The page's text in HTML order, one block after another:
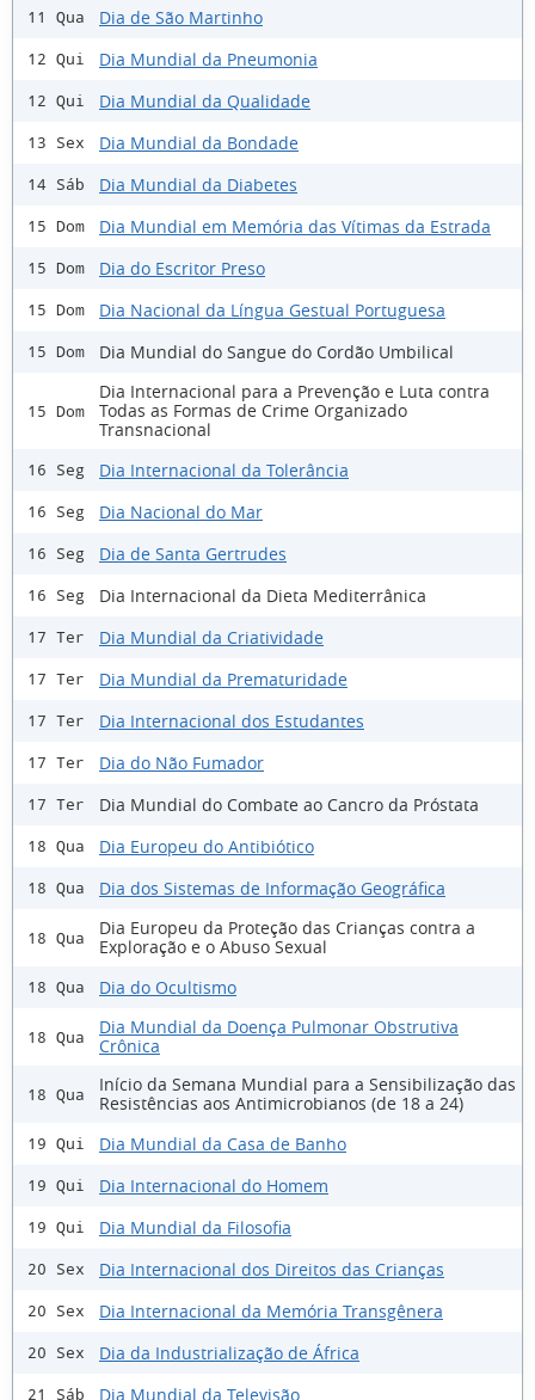
11 Qua Dia de São Martinho
12 Qui Dia Mundial da Pneumonia
12 Qui Dia Mundial da Qualidade
13 Sex Dia Mundial da Bondade
14 Sáb Dia Mundial da Diabetes
15 Dom Dia Mundial em Memória das Vítimas da Estrada
15 Dom Dia do Escritor Preso
15 Dom Dia Nacional da Língua Gestual Portuguesa
15 Dom Dia Mundial do Sangue do Cordão Umbilical
15 Dom
Dia Internacional para a Prevenção e Luta contra
Todas as Formas de Crime Organizado
Transnacional
16 Seg Dia Internacional da Tolerância
16 Seg Dia Nacional do Mar
16 Seg Dia de Santa Gertrudes
16 Seg Dia Internacional da Dieta Mediterrânica
17 Ter Dia Mundial da Criatividade
17 Ter Dia Mundial da Prematuridade
17 Ter Dia Internacional dos Estudantes
17 Ter Dia do Não Fumador
17 Ter Dia Mundial do Combate ao Cancro da Próstata
18 Qua Dia Europeu do Antibiótico
18 Qua Dia dos Sistemas de Informação Geográfica
18 Qua
Dia Europeu da Proteção das Crianças contra a
Exploração e o Abuso Sexual
18 Qua Dia do Ocultismo
18 Qua
Dia Mundial da Doença Pulmonar Obstrutiva
Crônica
18 Qua
Início da Semana Mundial para a Sensibilização das
Resistências aos Antimicrobianos (de 18 a 24)
19 Qui Dia Mundial da Casa de Banho
19 Qui Dia Internacional do Homem
19 Qui Dia Mundial da Filosofia
20 Sex Dia Internacional dos Direitos das Crianças
20 Sex Dia Internacional da Memória Transgênera
20 Sex Dia da Industrialização de África
21 Sáb Dia Mundial da Televisão